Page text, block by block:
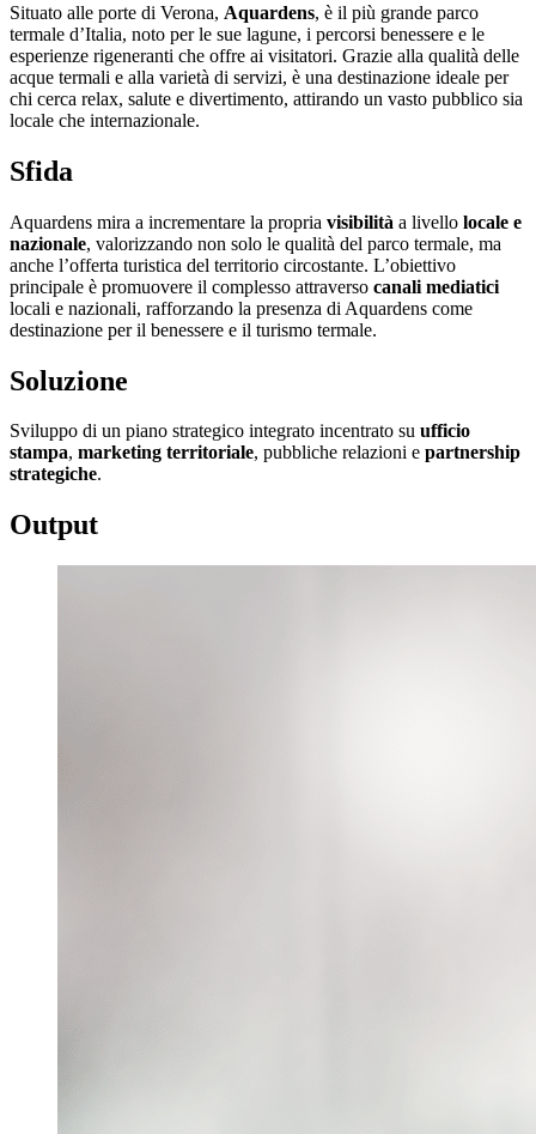
Situato alle porte di Verona, Aquardens, è il più grande parco
termale d’Italia, noto per le sue lagune, i percorsi benessere e le
esperienze rigeneranti che offre ai visitatori. Grazie alla qualità delle
acque termali e alla varietà di servizi, è una destinazione ideale per
chi cerca relax, salute e divertimento, attirando un vasto pubblico sia
locale che internazionale.
Sfida
Aquardens mira a incrementare la propria visibilità a livello locale e
nazionale, valorizzando non solo le qualità del parco termale, ma
anche l’offerta turistica del territorio circostante. L’obiettivo
principale è promuovere il complesso attraverso canali mediatici
locali e nazionali, rafforzando la presenza di Aquardens come
destinazione per il benessere e il turismo termale.
Soluzione
Sviluppo di un piano strategico integrato incentrato su ufficio
stampa, marketing territoriale, pubbliche relazioni e partnership
strategiche.
Output